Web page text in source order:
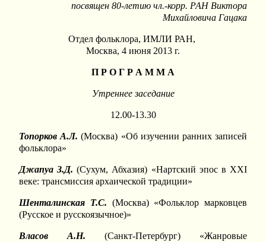
посвящен 80-летию чл.-корр. РАН Виктора
Михайловича Гацака
Отдел фольклора, ИМЛИ РАН,
Москва, 4 июня 2013 г.
П Р О Г Р А М М А
Утреннее заседание
12.00-13.30
Топорков А.Л. (Москва) «Об изучении ранних записей
фольклора»
Джапуа З.Д. (Сухум, Абхазия) «Нартский эпос в XXI
веке: трансмиссия архаической традиции»
Шенталинская Т.С. (Москва) «Фольклор марковцев
(Русское и русскоязычное)»
Власов А.Н. (Санкт-Петербург) «Жанровые